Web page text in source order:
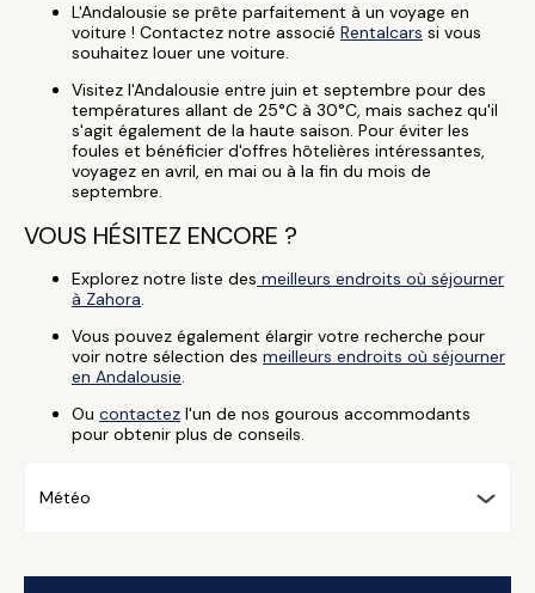
L'Andalousie se prête parfaitement à un voyage en
voiture ! Contactez notre associé Rentalcars si vous
souhaitez louer une voiture.
Visitez l'Andalousie entre juin et septembre pour des
températures allant de 25°C à 30°C, mais sachez qu'il
s'agit également de la haute saison. Pour éviter les
foules et bénéficier d'offres hôtelières intéressantes,
voyagez en avril, en mai ou à la fin du mois de
septembre.
VOUS HÉSITEZ ENCORE ?
Explorez notre liste des meilleurs endroits où séjourner
à Zahora.
Vous pouvez également élargir votre recherche pour
voir notre sélection des meilleurs endroits où séjourner
en Andalousie.
Ou contactez l'un de nos gourous accommodants
pour obtenir plus de conseils.
Météo